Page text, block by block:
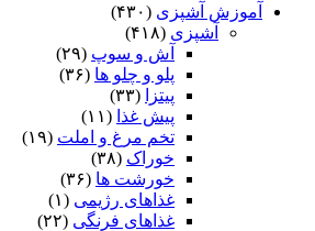
آموزش آشپزی (۴۳۰)
آشپزی (۴۱۸)
آش و سوپ (۲۹)
پلو و چلو ها (۳۶)
پیتزا
(۳۳)
پیش غذا (۱۱)
تخم مرغ و املت (۱۹)
خوراک (۳۸)
خورشت ها (۳۶)
غذاهای رژیمی (۱)
غذاهای فرنگی (۲۲)